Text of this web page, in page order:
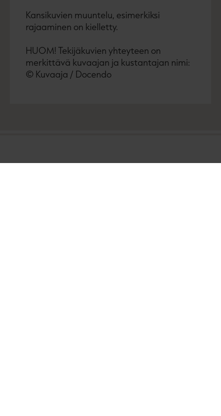
Kansikuvien muuntelu, esimerkiksi
rajaaminen on kielletty.
HUOM! Tekijäkuvien yhteyteen on
merkittävä kuvaajan ja kustantajan nimi:
© Kuvaaja / Docendo